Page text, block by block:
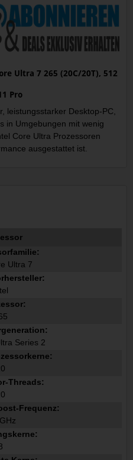
Ultra 7 265 (20C/20T), 512
Pro
leistungsstarker Desktop-PC,
in Umgebungen mit wenig
Core Ultra Prozessoren
ausgestattet ist.
Ultra 7
Series 2
Threads:
Frequenz: